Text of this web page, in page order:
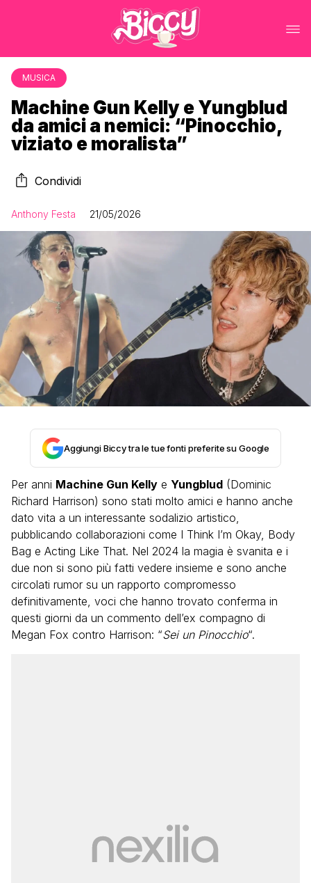
MUSICA
Machine Gun Kelly e Yungblud
da amici a nemici: “Pinocchio,
viziato e moralista”
Condividi
Anthony Festa 21/05/2026
Aggiungi Biccy tra le tue fonti preferite su Google
Per anni Machine Gun Kelly e Yungblud (Dominic
Richard Harrison) sono stati molto amici e hanno anche
dato vita a un interessante sodalizio artistico,
pubblicando collaborazioni come I Think I’m Okay, Body
Bag e Acting Like That. Nel 2024 la magia è svanita e i
due non si sono più fatti vedere insieme e sono anche
circolati rumor su un rapporto compromesso
definitivamente, voci che hanno trovato conferma in
questi giorni da un commento dell’ex compagno di
Megan Fox contro Harrison: “Sei un Pinocchio“.